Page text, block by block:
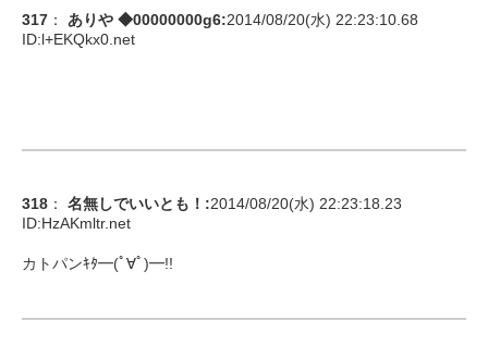
317 ： ありや ◆00000000g6:2014/08/20(水) 22:23:10.68
ID:l+EKQkx0.net
318 ： 名無しでいいとも！ :2014/08/20(水) 22:23:18.23
ID:HzAKmltr.net
カトパンｷﾀ━(ﾟ∀ﾟ)━!!